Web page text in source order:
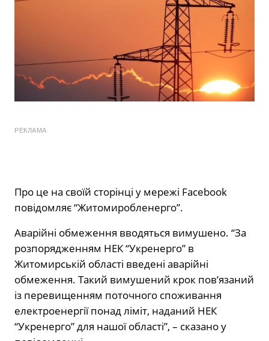
РЕКЛАМА
Про це на своїй сторінці у мережі Facebook
повідомляє “Житомиробленерго”.
Аварійні обмеження вводяться вимушено. “За
розпорядженням НЕК “Укренерго” в
Житомирській області введені аварійні
обмеження. Такий вимушений крок пов’язаний
із перевищенням поточного споживання
електроенергії понад ліміт, наданий НЕК
“Укренерго” для нашої області”, – сказано у